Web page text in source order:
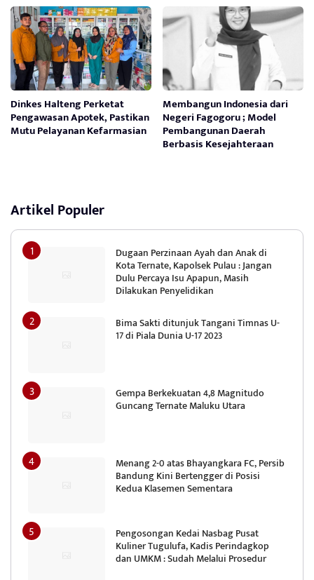
Dinkes Halteng Perketat
Pengawasan Apotek, Pastikan
Mutu Pelayanan Kefarmasian
Membangun Indonesia dari
Negeri Fagogoru ; Model
Pembangunan Daerah
Berbasis Kesejahteraan
Artikel Populer
Dugaan Perzinaan Ayah dan Anak di
Kota Ternate, Kapolsek Pulau : Jangan
Dulu Percaya Isu Apapun, Masih
Dilakukan Penyelidikan
Bima Sakti ditunjuk Tangani Timnas U-
17 di Piala Dunia U-17 2023
Gempa Berkekuatan 4,8 Magnitudo
Guncang Ternate Maluku Utara
Menang 2-0 atas Bhayangkara FC, Persib
Bandung Kini Bertengger di Posisi
Kedua Klasemen Sementara
Pengosongan Kedai Nasbag Pusat
Kuliner Tugulufa, Kadis Perindagkop
dan UMKM : Sudah Melalui Prosedur